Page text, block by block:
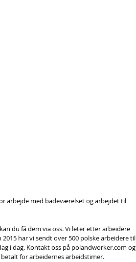
arbejde med badeværelset og arbejdet til
du få dem via oss. Vi leter etter arbeidere
har vi sendt over 500 polske arbeidere til
i dag. Kontakt oss på polandworker.com og
for arbeidernes arbeidstimer.